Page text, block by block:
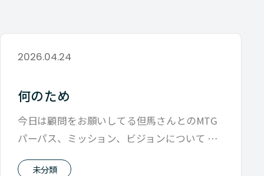
2026.04.24
何のため
今日は顧問をお願いしてる但馬さんとのMTG
パーパス、ミッション、ビジョンについて 特
未分類